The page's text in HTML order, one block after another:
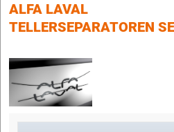
ALFA LAVAL
TELLERSEPARATOREN